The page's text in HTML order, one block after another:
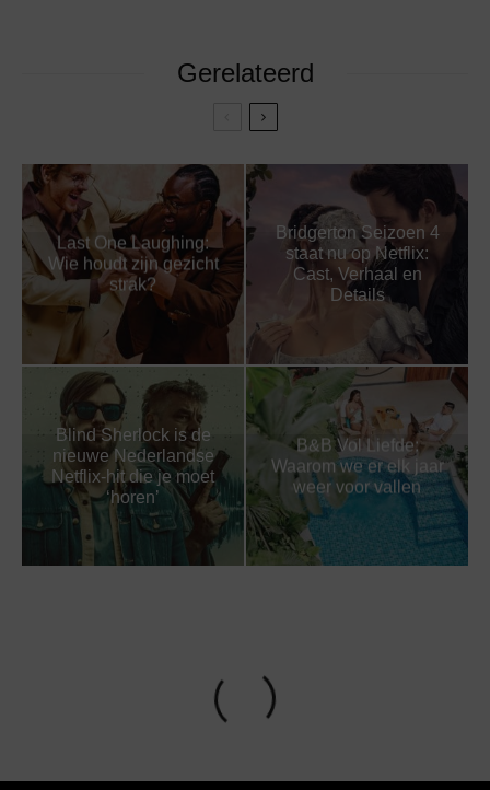
Gerelateerd
Last One Laughing:
Wie houdt zijn gezicht
strak?
Bridgerton Seizoen 4
staat nu op Netflix:
Cast, Verhaal en
Details
Blind Sherlock is de
nieuwe Nederlandse
Netflix-hit die je moet
‘horen’
B&B Vol Liefde:
Waarom we er elk jaar
weer voor vallen